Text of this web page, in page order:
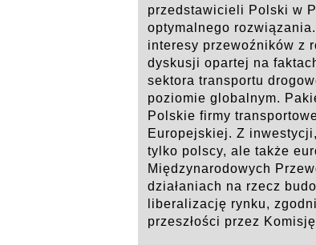
przedstawicieli Polski w
optymalnego
interesy przewoźników z
dyskusji opartej na
sektora transportu
poziomie globalnym.
Polskie firmy
Europejskiej. Z
tylko polscy, ale także
Międzynarodowych
działaniach na rzecz
liberalizację rynku,
przeszłości przez